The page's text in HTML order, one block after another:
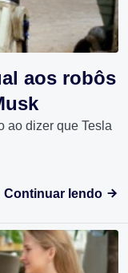
aos robôs
ao dizer que Tesla
Continuar lendo